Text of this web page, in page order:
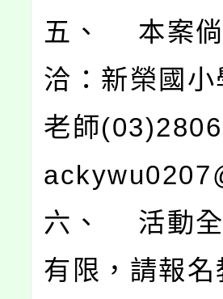
五、 本案倘
洽：新榮國
老師
六、 活動全
有限，請報